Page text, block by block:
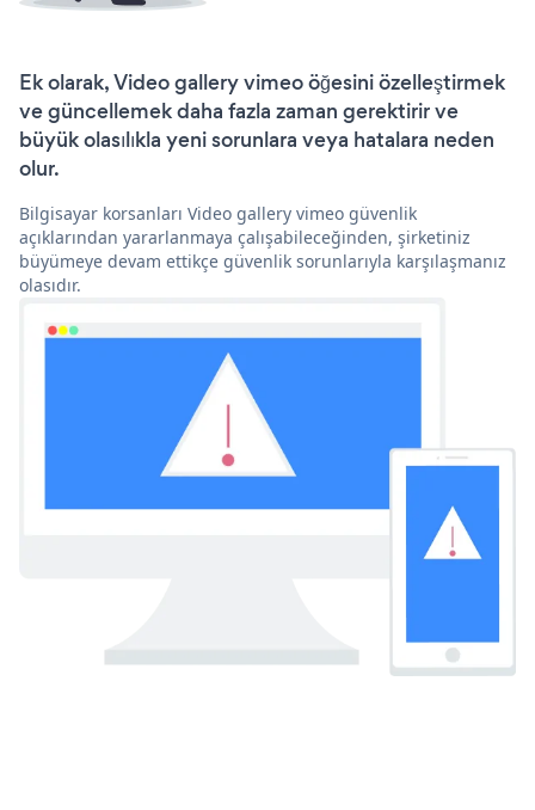
Ek olarak, Video gallery vimeo öğesini özelleştirmek
ve güncellemek daha fazla zaman gerektirir ve
büyük olasılıkla yeni sorunlara veya hatalara neden
olur.
Bilgisayar korsanları Video gallery vimeo güvenlik
açıklarından yararlanmaya çalışabileceğinden, şirketiniz
büyümeye devam ettikçe güvenlik sorunlarıyla karşılaşmanız
olasıdır.